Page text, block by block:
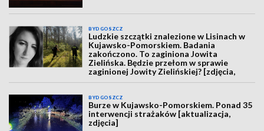
BYDGOSZCZ
Ludzkie szczątki znalezione w Lisinach w
Kujawsko-Pomorskiem. Badania
zakończono. To zaginiona Jowita
Zielińska. Będzie przełom w sprawie
zaginionej Jowity Zielińskiej? [zdjęcia,
wideo, aktualizacja]
BYDGOSZCZ
Burze w Kujawsko-Pomorskiem. Ponad 35
interwencji strażaków [aktualizacja,
zdjęcia]